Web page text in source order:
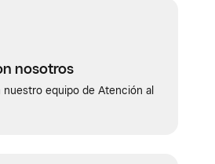
nosotros
equipo de Atención al